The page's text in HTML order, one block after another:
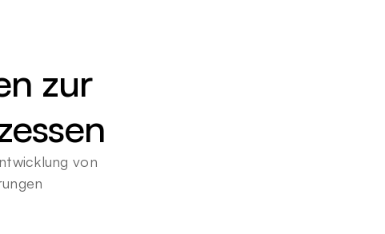
zur
von